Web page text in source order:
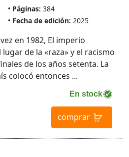
Páginas: 384
Fecha de edición: 2025
En stock
comprar
en 1982, El imperio
de la «raza» y el racismo
de los años setenta. La
colocó entonces ...